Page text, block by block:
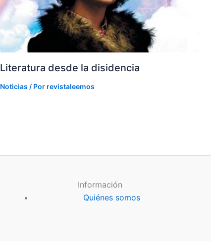
Literatura desde la disidencia
Noticias / Por revistaleemos
Información
Quiénes somos